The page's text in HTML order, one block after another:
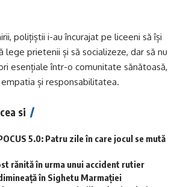
polițiștii i-au încurajat pe liceeni să își
lege prietenii și să socializeze, dar să nu
esențiale într-o comunitate sănătoasă,
și responsabilitatea.
si
5.0: Patru zile în care jocul se mută
rănită în urma unui accident rutier
în Sighetu Marmației